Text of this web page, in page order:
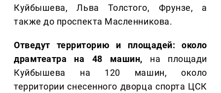
Куйбышева, Льва Толстого, Фрунзе, а
также до проспекта Масленникова.
Отведут территорию и площадей: около
драмтеатра на 48 машин, на площади
Куйбышева на 120 машин, около
территории снесенного дворца спорта ЦСК